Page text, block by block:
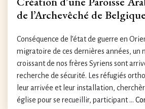
de l’Archevêché de Belgique
Conséquence de l’état de guerre en
migratoire de ces dernières années, un
croissant de nos frères Syriens sont
recherche de sécurité. Les réfugiés
leur arrivée et leur installation,
église pour se recueillir, participant …